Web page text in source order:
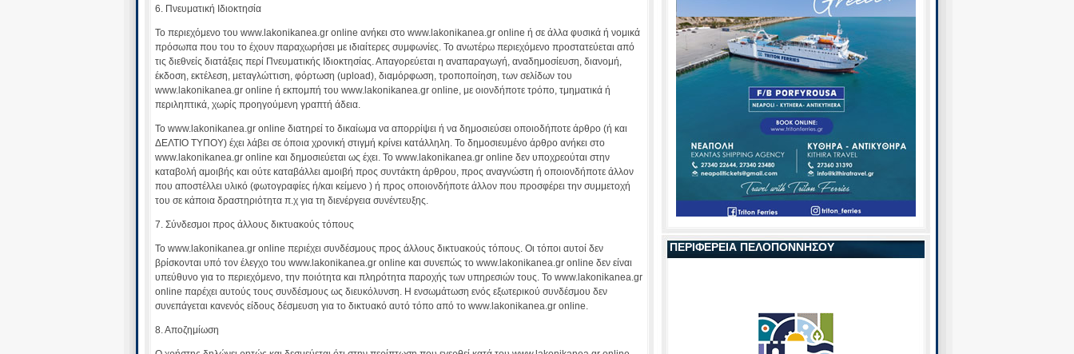
ΠΕΡΙΦΕΡΕΙΑ ΠΕΛΟΠΟΝΝΗΣΟΥ
6. Πνευματική Ιδιοκτησία
To περιεχόμενο του www.lakonikanea.gr online ανήκει στο www.lakonikanea.gr online ή σε άλλα φυσικά ή νομικά
πρόσωπα που του το έχουν παραχωρήσει με ιδιαίτερες συμφωνίες. Το ανωτέρω περιεχόμενο προστατεύεται από
τις διεθνείς διατάξεις περί Πνευματικής Ιδιοκτησίας. Απαγορεύεται η αναπαραγωγή, αναδημοσίευση, διανομή,
έκδοση, εκτέλεση, μεταγλώττιση, φόρτωση (upload), διαμόρφωση, τροποποίηση, των σελίδων του
www.lakonikanea.gr online ή εκπομπή του www.lakonikanea.gr online, με οιονδήποτε τρόπο, τμηματικά ή
περιληπτικά, χωρίς προηγούμενη γραπτή άδεια.
To www.lakonikanea.gr online διατηρεί το δικαίωμα να απορρίψει ή να δημοσιεύσει οποιοδήποτε άρθρο (ή και
ΔΕΛΤΙΟ ΤΥΠΟΥ) έχει λάβει σε όποια χρονική στιγμή κρίνει κατάλληλη. Το δημοσιευμένο άρθρο ανήκει στo
www.lakonikanea.gr online και δημοσιεύεται ως έχει. To www.lakonikanea.gr online δεν υποχρεούται στην
καταβολή αμοιβής και ούτε καταβάλλει αμοιβή προς συντάκτη άρθρου, προς αναγνώστη ή οποιονδήποτε άλλον
που αποστέλλει υλικό (φωτογραφίες ή/και κείμενο ) ή προς οποιονδήποτε άλλον που προσφέρει την συμμετοχή
του σε κάποια δραστηριότητα π.χ για τη διενέργεια συνέντευξης.
7. Σύνδεσμοι προς άλλους δικτυακούς τόπους
Το www.lakonikanea.gr online περιέχει συνδέσμους προς άλλους δικτυακούς τόπους. Οι τόποι αυτοί δεν
βρίσκονται υπό τον έλεγχο του www.lakonikanea.gr online και συνεπώς το www.lakonikanea.gr online δεν είναι
υπεύθυνο για το περιεχόμενο, την ποιότητα και πληρότητα παροχής των υπηρεσιών τους. Το www.lakonikanea.gr
online παρέχει αυτούς τους συνδέσμους ως διευκόλυνση. Η ενσωμάτωση ενός εξωτερικού συνδέσμου δεν
συνεπάγεται κανενός είδους δέσμευση για το δικτυακό αυτό τόπο από τo www.lakonikanea.gr online.
8. Αποζημίωση